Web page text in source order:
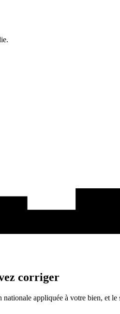
corriger
appliquée à votre bien, et